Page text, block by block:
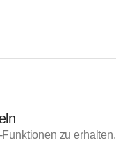
zu erhalten.